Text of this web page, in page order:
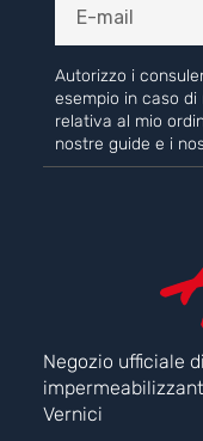
Autorizzo i
esempio in caso
relativa al mio
nostre guide e i
Negozio ufficiale
Vernici